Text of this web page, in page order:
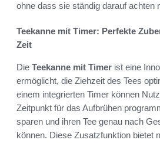
ohne dass sie ständig darauf achten
Teekanne mit Timer: Perfekte
Zeit
Die Teekanne mit Timer ist eine
ermöglicht, die Ziehzeit des Tees
einem integrierten Timer können
Zeitpunkt für das Aufbrühen
sparen und ihren Tee genau nach
können. Diese Zusatzfunktion bietet